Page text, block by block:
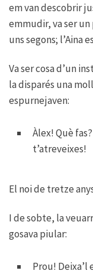
em van descobrir
emmudir, va ser
uns segons; l’Aina
Va ser cosa d’un
la disparés una
espurnejaven:
Àlex! Què
t’atreveixes!
El noi de tretze
I de sobte, la
gosava piular:
Prou! Deixa’l